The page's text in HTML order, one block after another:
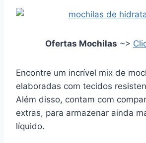
Ofertas Mochilas ~>
Encontre um incrível mix de
elaboradas com tecidos
Além disso, contam com
extras, para armazenar ainda
líquido.